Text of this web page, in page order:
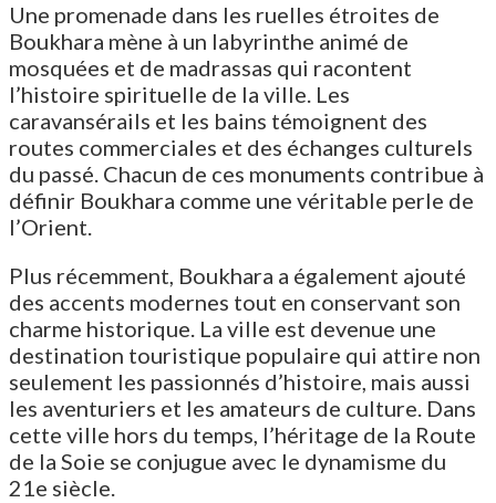
Une promenade dans les ruelles étroites de
Boukhara mène à un labyrinthe animé de
mosquées et de madrassas qui racontent
l’histoire spirituelle de la ville. Les
caravansérails et les bains témoignent des
routes commerciales et des échanges culturels
du passé. Chacun de ces monuments contribue à
définir Boukhara comme une véritable perle de
l’Orient.
Plus récemment, Boukhara a également ajouté
des accents modernes tout en conservant son
charme historique. La ville est devenue une
destination touristique populaire qui attire non
seulement les passionnés d’histoire, mais aussi
les aventuriers et les amateurs de culture. Dans
cette ville hors du temps, l’héritage de la Route
de la Soie se conjugue avec le dynamisme du
21e siècle.